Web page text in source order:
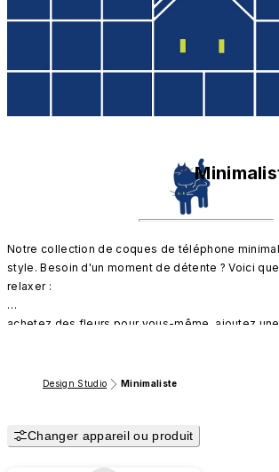
Notre collection de coques de téléphone
style. Besoin d'un moment de détente ? Voici
relaxer :
achetez des fleurs pour vous-même, ajoutez
Design Studio Minimaliste
Changer appareil ou produit